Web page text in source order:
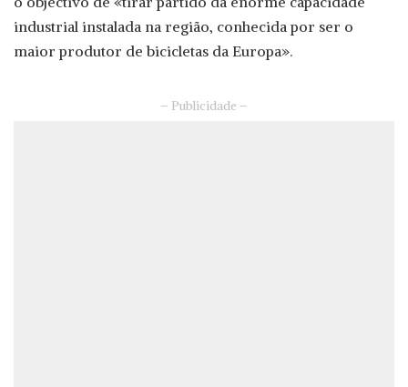
industrial instalada na região, conhecida por ser o
maior produtor de bicicletas da Europa».
– Publicidade –